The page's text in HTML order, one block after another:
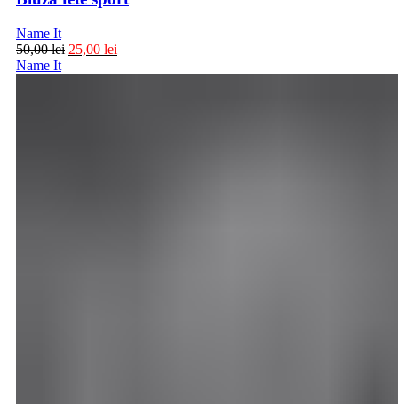
Name It
50,00lei 25,00 lei
Name It